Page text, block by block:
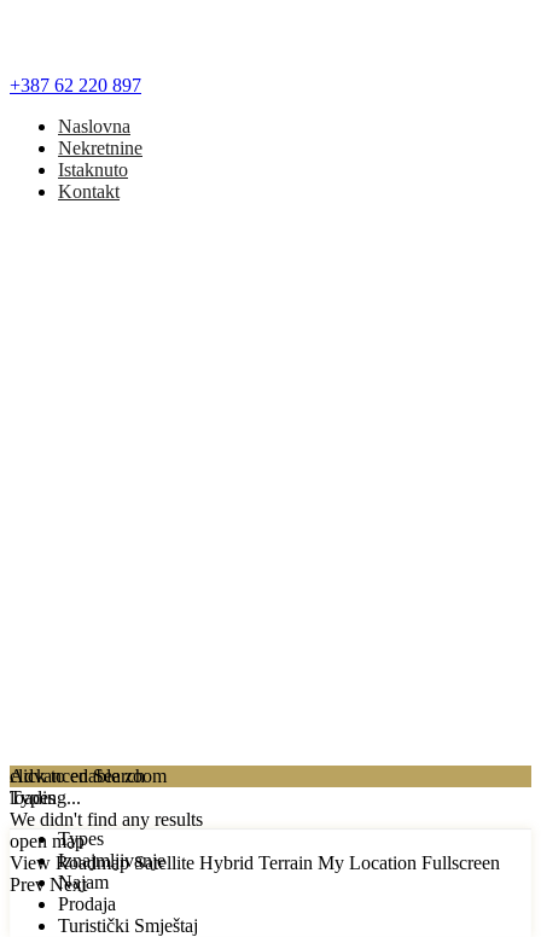
+387 62 220 897
Naslovna
Nekretnine
Istaknuto
Kontakt
click to enable zoom
loading...
We didn't find any results
open map
View Roadmap Satellite Hybrid Terrain My Location Fullscreen
Prev Next
Advanced Search
Types
Types
Iznajmljivanje
Najam
Prodaja
Turistički Smještaj